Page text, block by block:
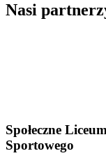
Nasi
Społeczne
Sportowego